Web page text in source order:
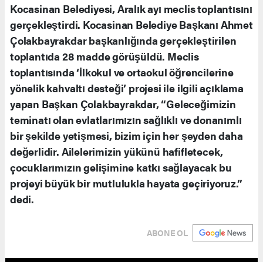
Kocasinan Belediyesi, Aralık ayı meclis toplantısını
gerçekleştirdi. Kocasinan Belediye Başkanı Ahmet
Çolakbayrakdar başkanlığında gerçekleştirilen
toplantıda 28 madde görüşüldü. Meclis
toplantısında ‘İlkokul ve ortaokul öğrencilerine
yönelik kahvaltı desteği’ projesi ile ilgili açıklama
yapan Başkan Çolakbayrakdar, “Geleceğimizin
teminatı olan evlatlarımızın sağlıklı ve donanımlı
bir şekilde yetişmesi, bizim için her şeyden daha
değerlidir. Ailelerimizin yükünü hafifletecek,
çocuklarımızın gelişimine katkı sağlayacak bu
projeyi büyük bir mutlulukla hayata geçiriyoruz.”
dedi.
ABONE OL